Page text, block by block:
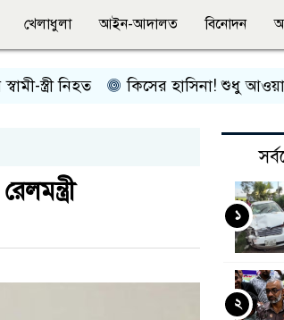
খেলাধুলা আইন-আদালত বিনোদন
নিহত কিসের হাসিনা! শুধু আওয়াজ-
১
২